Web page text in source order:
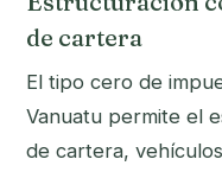
de cartera
El tipo cero de
Vanuatu permite el
de cartera,